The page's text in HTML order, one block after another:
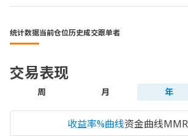
统计数据当前仓位历史成交跟单者
交易表现
周 月 年
收益率%曲线资金曲线